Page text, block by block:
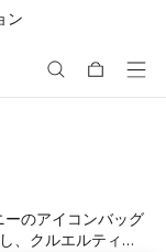
ン
、クルエルティー